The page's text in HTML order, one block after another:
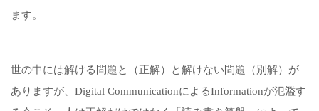
ます。
世の中には解ける問題と（正解）と解けない問題（別解）が
ありますが、Digital CommunicationによるInformationが氾濫す